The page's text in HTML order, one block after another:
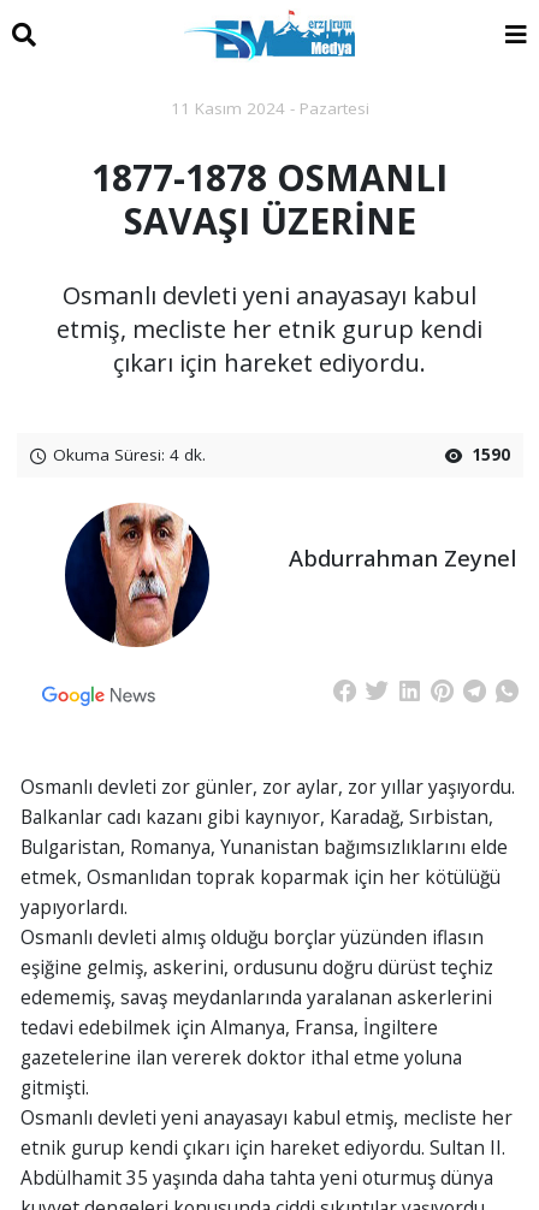
11 Kasım 2024 - Pazartesi
1877-1878 OSMANLI
SAVAŞI ÜZERİNE
Osmanlı devleti yeni anayasayı kabul
etmiş, mecliste her etnik gurup kendi
çıkarı için hareket ediyordu.
Okuma Süresi: 4 dk. 1590
Abdurrahman Zeynel
Osmanlı devleti zor günler, zor aylar, zor yıllar yaşıyordu.
Balkanlar cadı kazanı gibi kaynıyor, Karadağ, Sırbistan,
Bulgaristan, Romanya, Yunanistan bağımsızlıklarını elde
etmek, Osmanlıdan toprak koparmak için her kötülüğü
yapıyorlardı.
Osmanlı devleti almış olduğu borçlar yüzünden iflasın
eşiğine gelmiş, askerini, ordusunu doğru dürüst teçhiz
edememiş, savaş meydanlarında yaralanan askerlerini
tedavi edebilmek için Almanya, Fransa, İngiltere
gazetelerine ilan vererek doktor ithal etme yoluna
gitmişti.
Osmanlı devleti yeni anayasayı kabul etmiş, mecliste her
etnik gurup kendi çıkarı için hareket ediyordu. Sultan II.
Abdülhamit 35 yaşında daha tahta yeni oturmuş dünya